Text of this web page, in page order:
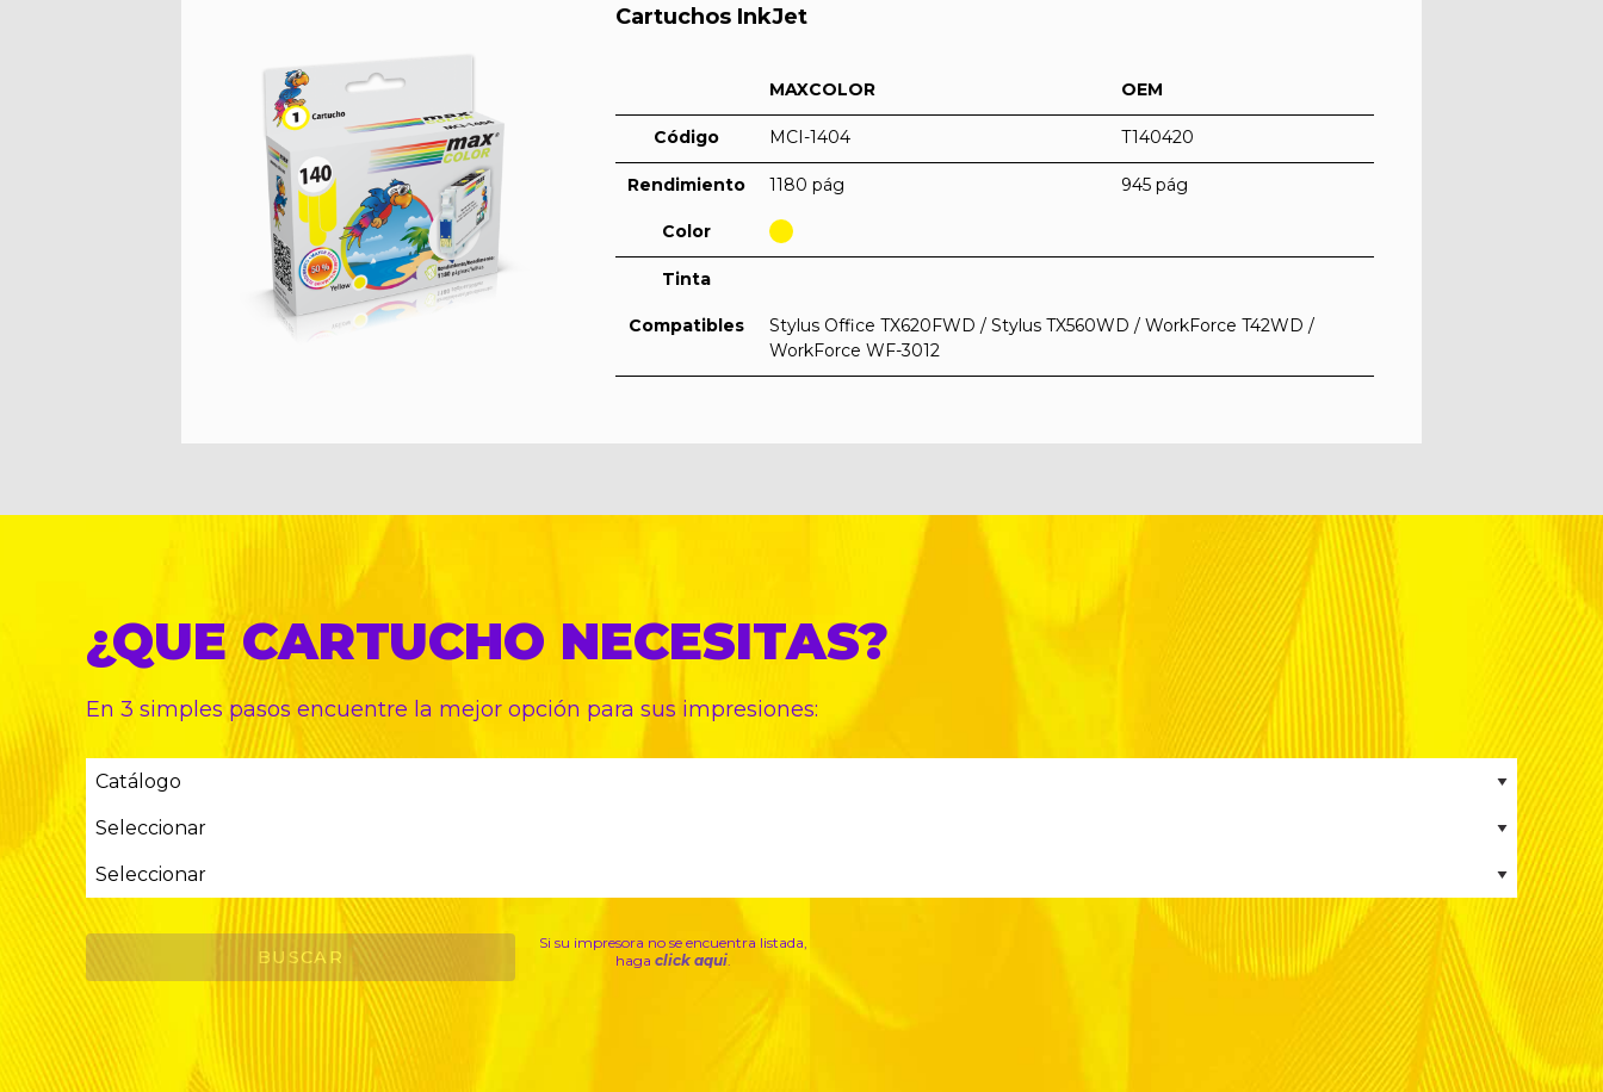
Cartuchos InkJet
MAXCOLOR OEM
Código MCI-1404 T140420
Rendimiento 1180 pág 945 pág
Color
Tinta
Compatibles
Stylus Office TX620FWD / Stylus TX560WD / WorkForce T42WD /
WorkForce WF-3012
¿QUE CARTUCHO NECESITAS?
En 3 simples pasos encuentre la mejor opción para sus impresiones:
Si su impresora no se encuentra listada,
haga click aqui.